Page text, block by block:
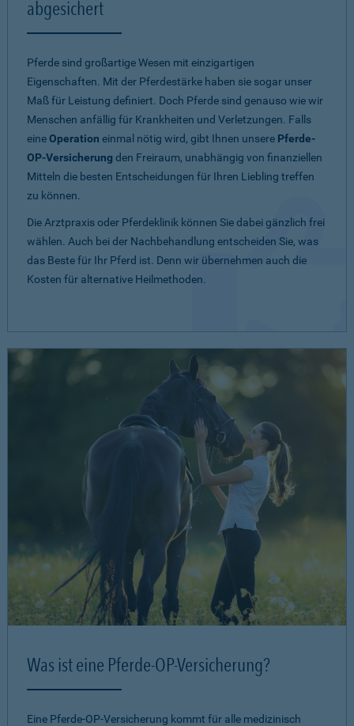
abgesichert
Pferde sind großartige Wesen mit einzigartigen
Eigenschaften. Mit der Pferdestärke haben sie sogar unser
Maß für Leistung definiert. Doch Pferde sind genauso wie wir
Menschen anfällig für Krankheiten und Verletzungen. Falls
eineOperation einmal nötig wird, gibt Ihnen unsere Pferde-
OP-Versicherung den Freiraum, unabhängig von finanziellen
Mitteln die besten Entscheidungen für Ihren Liebling treffen
zu können.
Die Arztpraxis oder Pferdeklinik können Sie dabei gänzlich frei
wählen. Auch bei der Nachbehandlung entscheiden Sie, was
das Beste für Ihr Pferd ist. Denn wir übernehmen auch die
Kosten für alternative Heilmethoden.
Was ist eine Pferde-OP-Versicherung?
Eine Pferde-OP-Versicherung kommt für alle medizinisch